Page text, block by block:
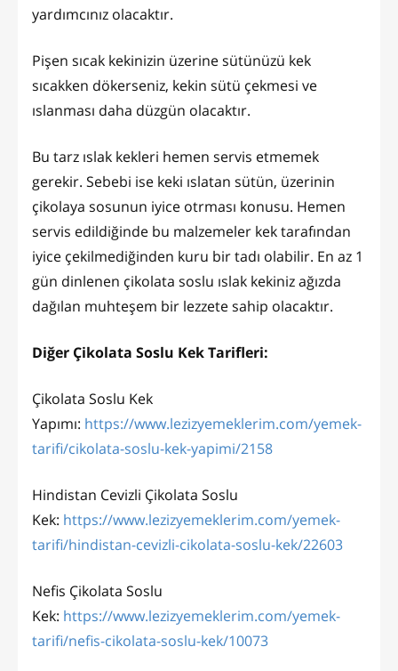
yardımcınız olacaktır.
Pişen sıcak kekinizin üzerine sütünüzü kek
sıcakken dökerseniz, kekin sütü çekmesi ve
ıslanması daha düzgün olacaktır.
Bu tarz ıslak kekleri hemen servis etmemek
gerekir. Sebebi ise keki ıslatan sütün, üzerinin
çikolaya sosunun iyice otrması konusu. Hemen
servis edildiğinde bu malzemeler kek tarafından
iyice çekilmediğinden kuru bir tadı olabilir. En az 1
gün dinlenen çikolata soslu ıslak kekiniz ağızda
dağılan muhteşem bir lezzete sahip olacaktır.
Diğer Çikolata Soslu Kek Tarifleri:
Çikolata Soslu Kek
Yapımı: https://www.lezizyemeklerim.com/yemek-
tarifi/cikolata-soslu-kek-yapimi/2158
Hindistan Cevizli Çikolata Soslu
Kek: https://www.lezizyemeklerim.com/yemek-
tarifi/hindistan-cevizli-cikolata-soslu-kek/22603
Nefis Çikolata Soslu
Kek: https://www.lezizyemeklerim.com/yemek-
tarifi/nefis-cikolata-soslu-kek/10073